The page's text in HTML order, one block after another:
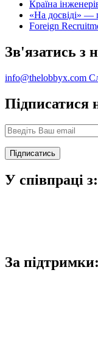
Країна
«На досвіді» —
Foreign
Зв'язатись з
info@thelobbyx.com
Підписатися
У співпраці з:
За підтримки: